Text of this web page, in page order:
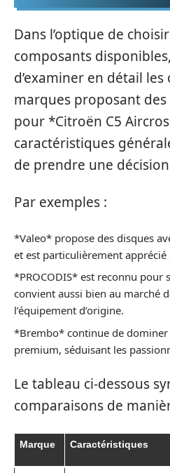
Dans l’optique de
composants
d’examiner en détail
marques proposant
pour *Citroën C5
caractéristiques
de prendre une
Par exemples :
*Valeo* propose des disques
et est particulièrement
*PROCODIS* est reconnu pour
convient aussi bien au marché
l’équipement d’origine.
*Brembo* continue de dominer
premium, séduisant les
Le tableau ci-dessous
comparaisons de
Marque Caractéristiques